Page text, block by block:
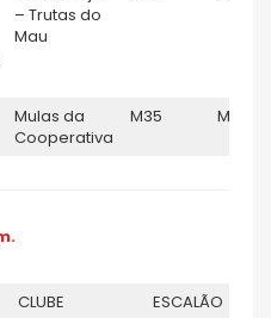
– Trutas do
Mau
Mulas da
Cooperativa
M35 M
CLUBE ESCALÃO